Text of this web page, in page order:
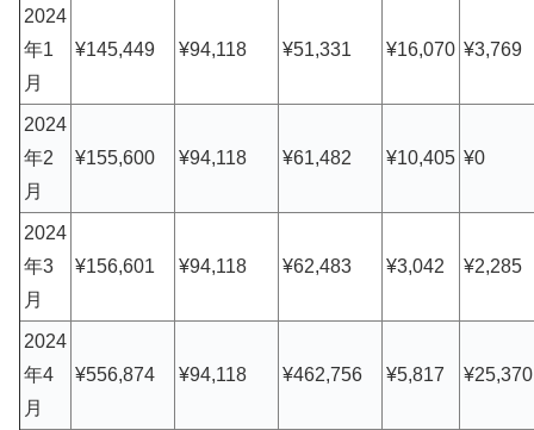
2024
年1
月
¥145,449 ¥94,118 ¥51,331 ¥16,070 ¥3,769
2024
年2
月
¥155,600 ¥94,118 ¥61,482 ¥10,405 ¥0
2024
年3
月
¥156,601 ¥94,118 ¥62,483 ¥3,042 ¥2,285
2024
年4
月
¥556,874 ¥94,118 ¥462,756 ¥5,817 ¥25,370